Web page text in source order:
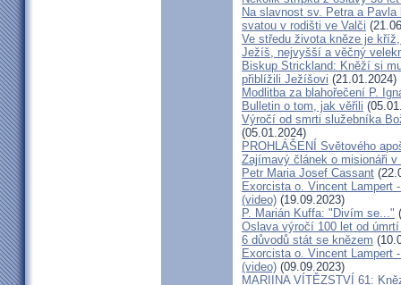
Na slavnost sv. Petra a
svatou v rodišti ve Valči
Ve středu života kněze je
Ježíš, nejvyšší a věčný
Biskup Strickland: Kněží si
přiblížili Ježíšovi (21.01.2024)
Modlitba za blahořečení P.
Bulletin o tom, jak věřili
Výročí od smrti služebníka
(05.01.2024)
PROHLÁŠENÍ Světového
Zajímavý článek o misionáři v
Petr Maria Josef Cassant
Exorcista o. Vincent Lampert
(video) (19.09.2023)
P. Marián Kuffa: "Divím se..."
Oslava výročí 100 let od
6 důvodů stát se knězem
Exorcista o. Vincent Lampert
(video) (09.09.2023)
MARIINA VÍTĚZSTVÍ 61: